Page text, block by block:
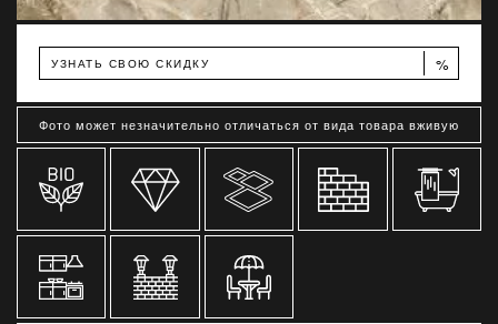
УЗНАТЬ СВОЮ СКИДКУ %
Фото может незначительно отличаться от вида товара вживую